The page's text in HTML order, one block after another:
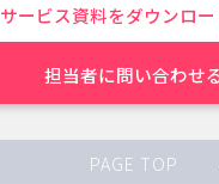
サービス資料をダウンロー
担当者に問い合わせ
PAGE TOP